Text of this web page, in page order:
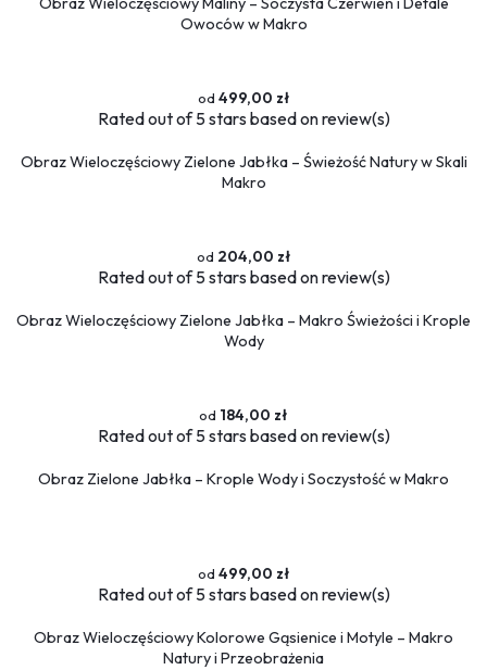
Owoców w Makro
499,00 zł
Ratedout of 5 stars based onreview(s)
Obraz Wieloczęściowy Zielone Jabłka – Świeżość Natury w Skali
Makro
204,00 zł
Ratedout of 5 stars based onreview(s)
Obraz Wieloczęściowy Zielone Jabłka – Makro Świeżości i Krople
Wody
184,00 zł
Ratedout of 5 stars based onreview(s)
Obraz Zielone Jabłka – Krople Wody i Soczystość w Makro
499,00 zł
Ratedout of 5 stars based onreview(s)
Obraz Wieloczęściowy Kolorowe Gąsienice i Motyle – Makro
Natury i Przeobrażenia